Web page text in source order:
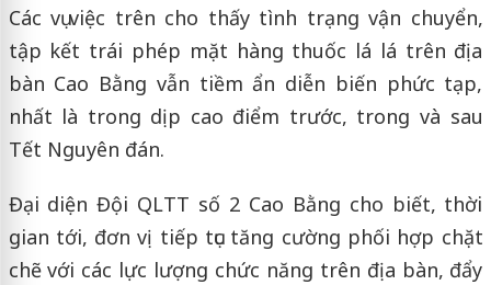
Các vụ việc trên cho thấy tình trạng vận chuyển,
tập kết trái phép mặt hàng thuốc lá lá trên địa
bàn Cao Bằng vẫn tiềm ẩn diễn biến phức tạp,
nhất là trong dịp cao điểm trước, trong và sau
Tết Nguyên đán.
Đại diện Đội QLTT số 2 Cao Bằng cho biết, thời
gian tới, đơn vị tiếp tục tăng cường phối hợp chặt
chẽ với các lực lượng chức năng trên địa bàn, đẩy